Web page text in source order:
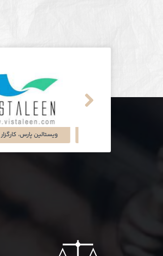
شرکت تجارت سگال آرتا